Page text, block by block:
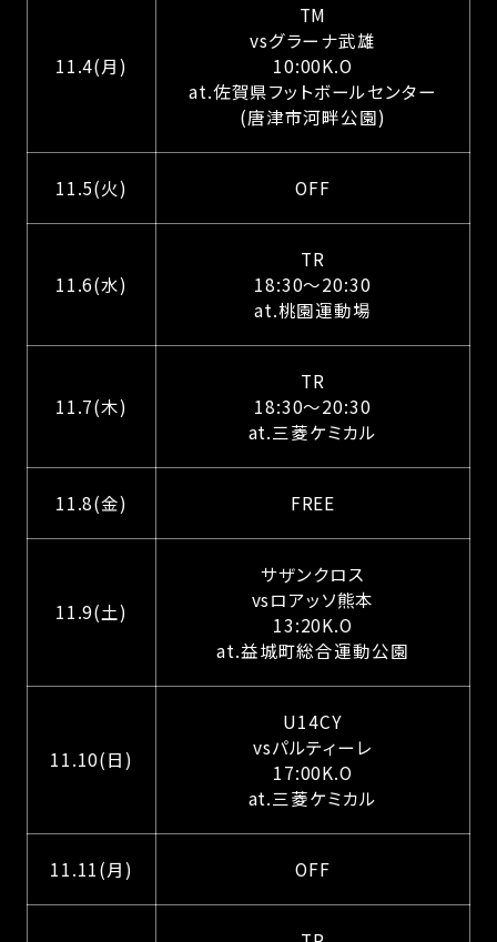
11.4(月)
TM
vsグラーナ武雄
10:00K.O
at.佐賀県フットボールセンター
(唐津市河畔公園)
11.5(火) OFF
11.6(水)
TR
18:30〜20:30
at.桃園運動場
11.7(木)
TR
18:30〜20:30
at.三菱ケミカル
11.8(金) FREE
11.9(土)
サザンクロス
vsロアッソ熊本
13:20K.O
at.益城町総合運動公園
11.10(日)
U14CY
vsパルティーレ
17:00K.O
at.三菱ケミカル
11.11(月) OFF